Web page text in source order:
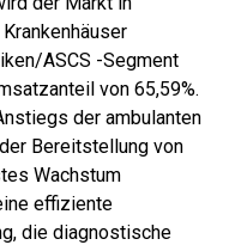
ASCS -Segment
von 65,59%.
der ambulanten
Bereitstellung von
Wachstum
effiziente
die diagnostische